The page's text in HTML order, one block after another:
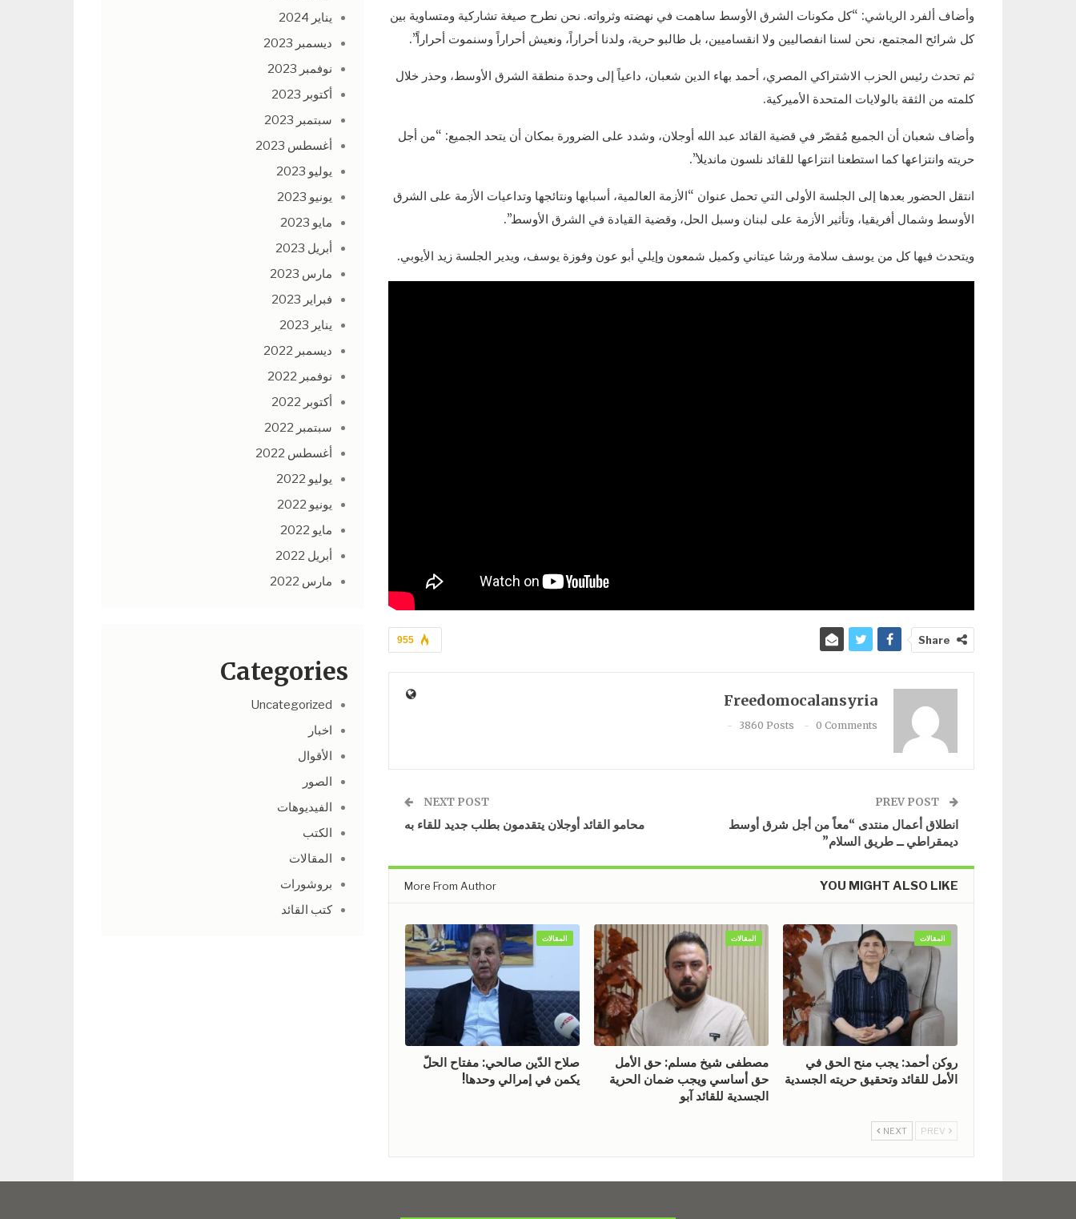
وأضاف ألفرد الرياشي: “كل مكونات الشرق الأوسط ساهمت في نهضته وثرواته. نحن نطرح صيغة تشاركية ومتساوية بين
كل شرائح المجتمع، نحن لسنا انفصاليين ولا انقساميين، بل طالبو حرية، ولدنا أحراراً، ونعيش أحراراً وسنموت أحراراً”.
ثم تحدث رئيس الحزب الاشتراكي المصري، أحمد بهاء الدين شعبان، داعياً إلى وحدة منطقة الشرق الأوسط، وحذر خلال
كلمته من الثقة بالولايات المتحدة الأميركية.
وأضاف شعبان أن الجميع مُقصّر في قضية القائد عبد الله أوجلان، وشدد على الضرورة بمكان أن يتحد الجميع: “من أجل
حريته وانتزاعها كما استطعنا انتزاعها للقائد نلسون مانديلا”.
انتقل الحضور بعدها إلى الجلسة الأولى التي تحمل عنوان “الأزمة العالمية، أسبابها ونتائجها وتداعيات الأزمة على الشرق
الأوسط وشمال أفريقيا، وتأثير الأزمة على لبنان وسبل الحل، وقضية القيادة في الشرق الأوسط”.
ويتحدث فيها كل من يوسف سلامة ورشا عيتاني وكميل شمعون وإيلي أبو عون وفوزة يوسف، ويدير الجلسة زيد الأيوبي.
955 Share
Freedomocalansyria
3860 Posts 0 Comments
انطلاق أعمال منتدى “معاً من أجل شرق أوسط
ديمقراطي ــ طريق السلام”
NEXT POST
محامو القائد أوجلان يتقدمون بطلب جديد للقاء به
YOU MIGHT ALSO LIKE
More From Author
المقالات
روكن أحمد: يجب منح الحق في
الأمل للقائد وتحقيق حريته الجسدية
المقالات
مصطفى شيخ مسلم: حق الأمل
حق أساسي ويجب ضمان الحرية
الجسدية للقائد آبو
المقالات
صلاح الدّين صالحي: مفتاح الحلّ
يكمن في إمرالي وحدها!
NEXT
يناير 2024
ديسمبر 2023
نوفمبر 2023
أكتوبر 2023
سبتمبر 2023
أغسطس 2023
يوليو 2023
يونيو 2023
مايو 2023
أبريل 2023
مارس 2023
فبراير 2023
يناير 2023
ديسمبر 2022
نوفمبر 2022
أكتوبر 2022
سبتمبر 2022
أغسطس 2022
يوليو 2022
يونيو 2022
مايو 2022
أبريل 2022
مارس 2022
Categories
Uncategorized
اخبار
الأقوال
الصور
الفيديوهات
الكتب
المقالات
بروشورات
كتب القائد